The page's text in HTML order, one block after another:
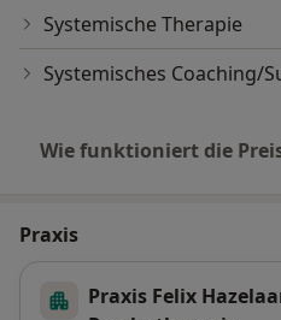
Systemische Therapie
Systemisches Coaching/
Wie funktioniert die
Praxis
Praxis Felix